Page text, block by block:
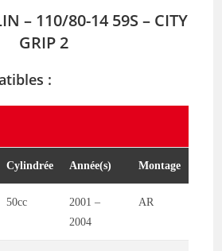
– 110/80-14 59S – CITY
GRIP 2
:
Cylindrée Année(s) Montage
50cc
2001 –
2004
AR